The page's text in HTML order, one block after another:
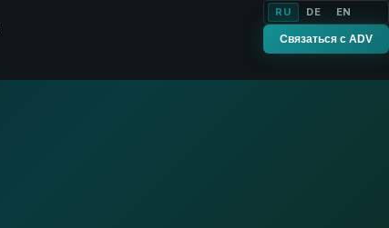
RU DE EN
Связаться с ADV